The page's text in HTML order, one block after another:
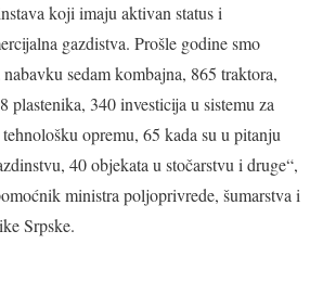
koji imaju aktivan status i
gazdistva. Prošle godine smo
sedam kombajna, 865 traktora,
plastenika, 340 investicija u sistemu za
tehnološku opremu, 65 kada su u pitanju
40 objekata u stočarstvu i druge“,
ministra poljoprivrede, šumarstva i
Srpske.